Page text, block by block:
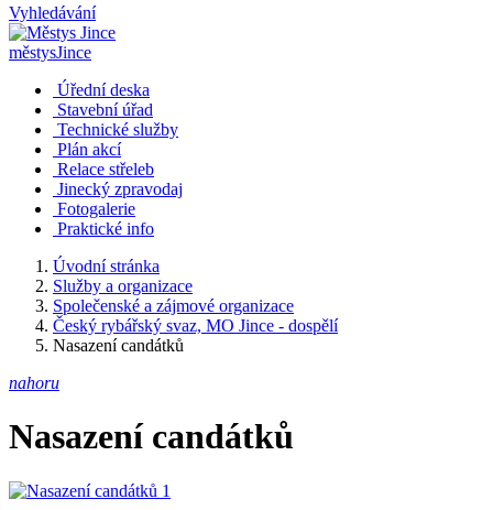
Vyhledávání
městysJince
Úřední deska
Stavební úřad
Technické služby
Plán akcí
Relace střeleb
Jinecký zpravodaj
Fotogalerie
Praktické info
Úvodní stránka
Služby a organizace
Společenské a zájmové organizace
Český rybářský svaz, MO Jince - dospělí
Nasazení candátků
nahoru
Nasazení candátků